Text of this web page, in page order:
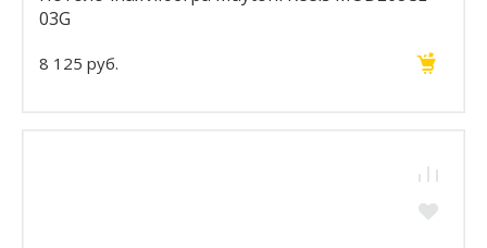
03G
8 125 руб.